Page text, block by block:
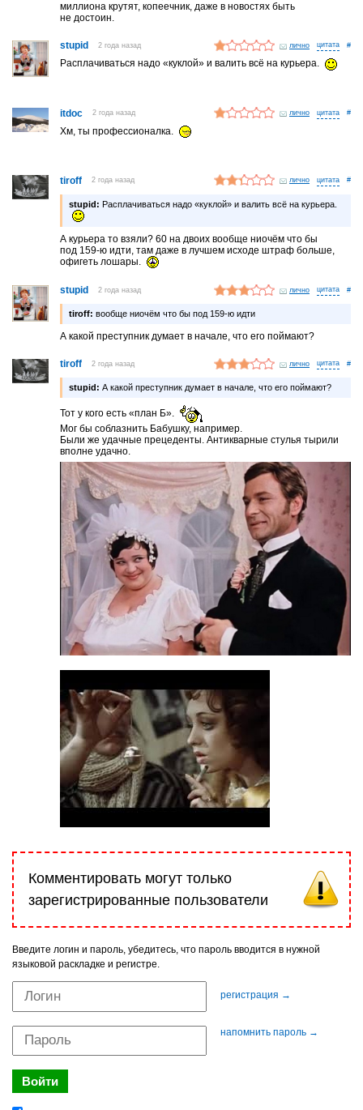
миллиона крутят, копеечник, даже в новостях быть
не достоин.
stupid 2 года назад лично #
Расплачиваться надо «куклой» и валить всё на курьера.
itdoc 2 года назад лично #
Хм, ты профессионалка.
tiroff 2 года назад лично #
stupid: Расплачиваться надо «куклой» и валить всё на курьера.
А курьера то взяли? 60 на двоих вообще ниочём что бы
под 159-ю идти, там даже в лучшем исходе штраф больше,
офигеть лошары.
stupid 2 года назад лично #
tiroff: вообще ниочём что бы под 159-ю идти
А какой преступник думает в начале, что его поймают?
tiroff 2 года назад лично #
stupid: А какой преступник думает в начале, что его поймают?
Тот у кого есть «план Б».
Мог бы соблазнить Бабушку, например.
Были же удачные прецеденты. Антикварные стулья тырили
вполне удачно.
Комментировать могут только
зарегистрированные пользователи
Введите логин и пароль, убедитесь, что пароль вводится в нужной
языковой раскладке и регистре.
регистрация →
напомнить пароль →